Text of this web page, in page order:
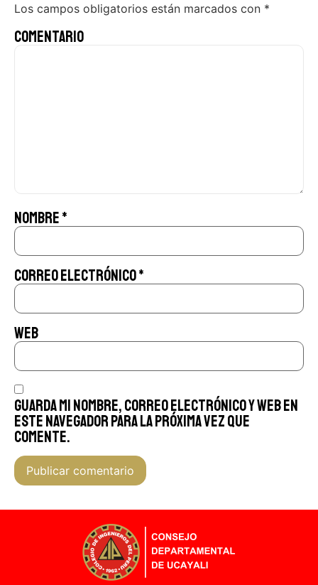
Los campos obligatorios están marcados con *
Comentario
Nombre*
Correo electrónico*
Web
Guarda mi nombre, correo electrónico y web en
este navegador para la próxima vez que
comente.